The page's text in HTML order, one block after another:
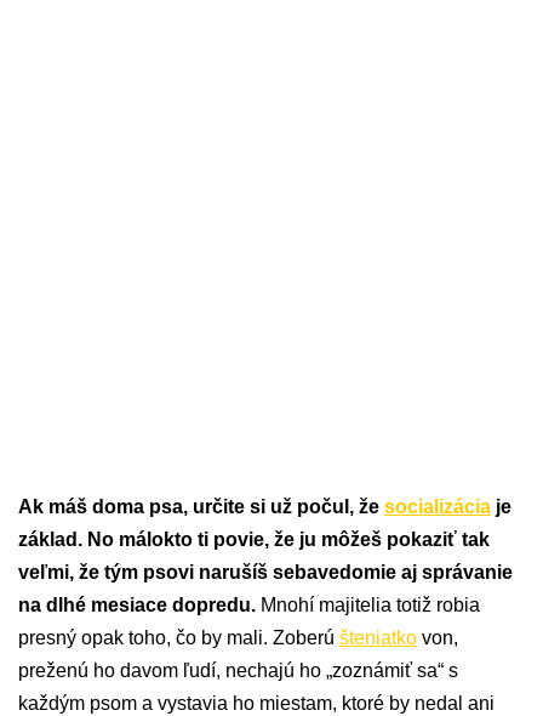
Ak máš doma psa, určite si už počul, že socializácia je
základ. No málokto ti povie, že ju môžeš pokaziť tak
veľmi, že tým psovi narušíš sebavedomie aj správanie
na dlhé mesiace dopredu. Mnohí majitelia totiž robia
presný opak toho, čo by mali. Zoberú šteniatko von,
preženú ho davom ľudí, nechajú ho „zoznámiť sa“ s
každým psom a vystavia ho miestam, ktoré by nedal ani